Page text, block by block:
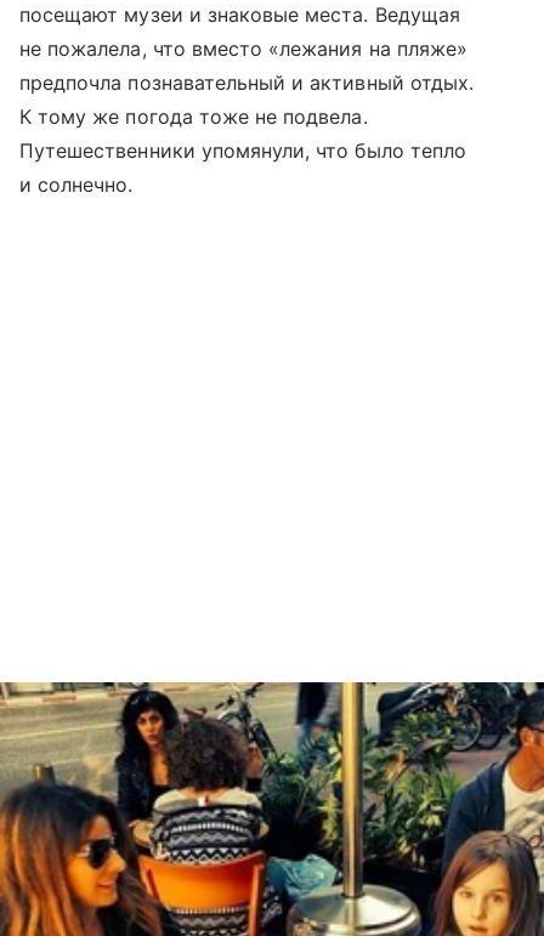
посещают музеи и знаковые места. Ведущая
не пожалела, что вместо «лежания на пляже»
предпочла познавательный и активный отдых.
К тому же погода тоже не подвела.
Путешественники упомянули, что было тепло
и солнечно.